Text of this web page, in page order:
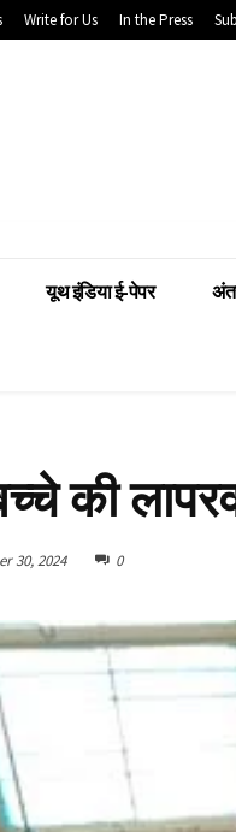
Write for Us In the Press
यूथ इंडिया ई-पेपर
की
30, 2024 0